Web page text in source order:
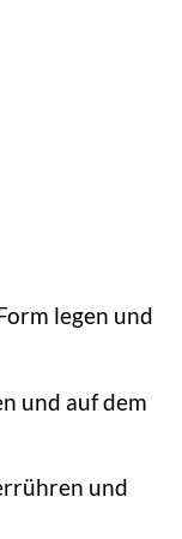
legen und
und auf dem
und